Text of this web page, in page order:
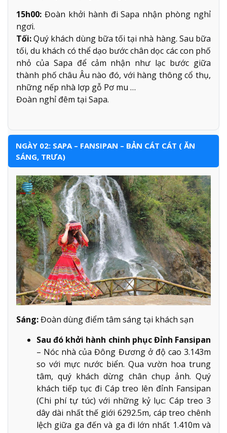
15h00: Đoàn khởi hành đi Sapa nhận phòng nghỉ
ngơi.
Tối:Quý khách dùng bữa tối tại nhà hàng. Sau bữa
tối, du khách có thể dạo bước chân dọc các con phố
nhỏ của Sapa để cảm nhận như lạc bước giữa
thành phố châu Âu nào đó, với hàng thông cổ thụ,
những nếp nhà lợp gỗ Pơ mu …
Đoàn nghỉ đêm tại Sapa.
NGÀY 02: SAPA – FANSIPAN – BẢN CÁT CÁT ( ĂN
SÁNG, TRƯA)
Sáng:Đoàn dùng điểm tâm sáng tại khách sạn
Sau đó khởi hành chinh phục Đỉnh Fansipan
– Nóc nhà của Đông Đương ở độ cao 3.143m
so với mực nước biển. Qua vườn hoa trung
tâm, quý khách dừng chân chụp ảnh. Quý
khách tiếp tục đi Cáp treo lên đỉnh Fansipan
(Chi phí tự túc) với những kỷ lục: Cáp treo 3
dây dài nhất thế giới 6292.5m, cáp treo chênh
lệch giữa ga đến và ga đi lớn nhất 1.410m và